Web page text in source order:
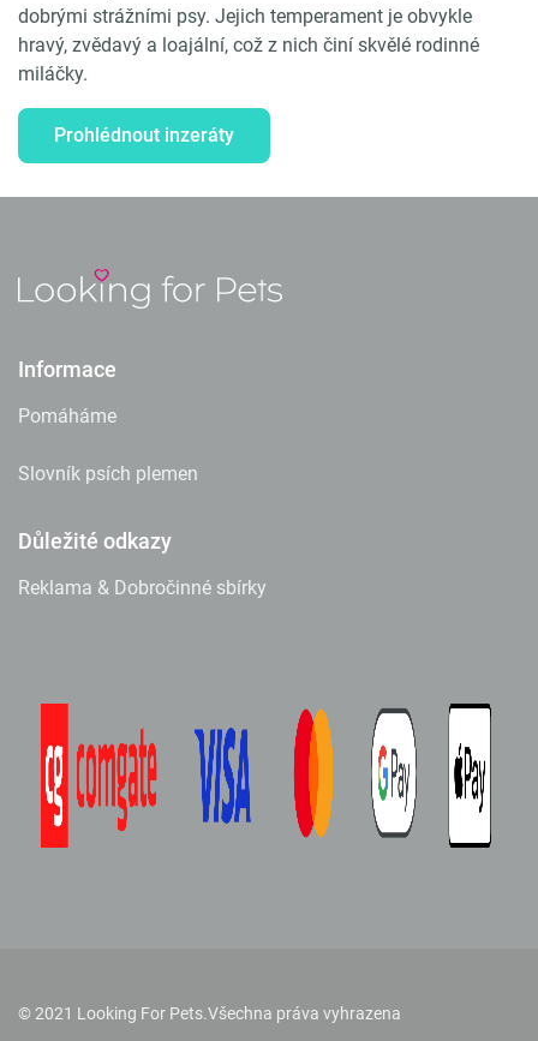
dobrými strážními psy. Jejich temperament je obvykle
hravý, zvědavý a loajální, což z nich činí skvělé rodinné
miláčky.
Prohlédnout inzeráty
Informace
Pomáháme
Slovník psích plemen
Důležité odkazy
Reklama & Dobročinné sbírky
© 2021 Looking For Pets.Všechna práva vyhrazena